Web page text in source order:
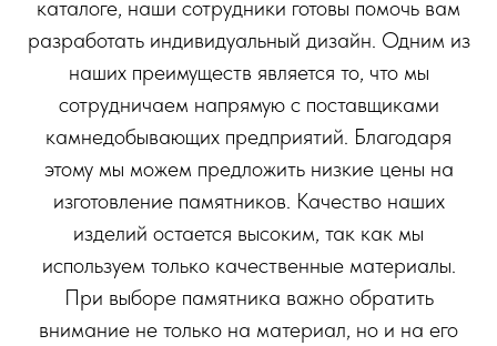
каталоге, наши сотрудники готовы помочь вам
разработать индивидуальный дизайн. Одним из
наших преимуществ является то, что мы
сотрудничаем напрямую с поставщиками
камнедобывающих предприятий. Благодаря
этому мы можем предложить низкие цены на
изготовление памятников. Качество наших
изделий остается высоким, так как мы
используем только качественные материалы.
При выборе памятника важно обратить
внимание не только на материал, но и на его